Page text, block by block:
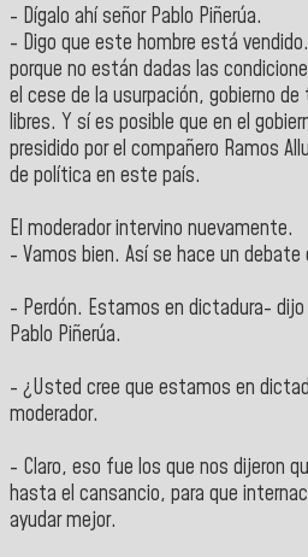
- Dígalo ahí señor Pablo Piñerúa.
- Digo que este hombre está
porque no están dadas las
el cese de la usurpación, gobierno
libres. Y sí es posible que en el
presidido por el compañero Ramos
de política en este país.
El moderador intervino nuevamente.
- Vamos bien. Así se hace un debate
- Perdón. Estamos en dictadura- dijo
Pablo Piñerúa.
- ¿Usted cree que estamos en
moderador.
- Claro, eso fue los que nos dijeron
hasta el cansancio, para que
ayudar mejor.